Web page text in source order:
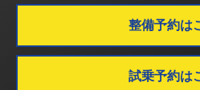
整備予約は
試乗予約は